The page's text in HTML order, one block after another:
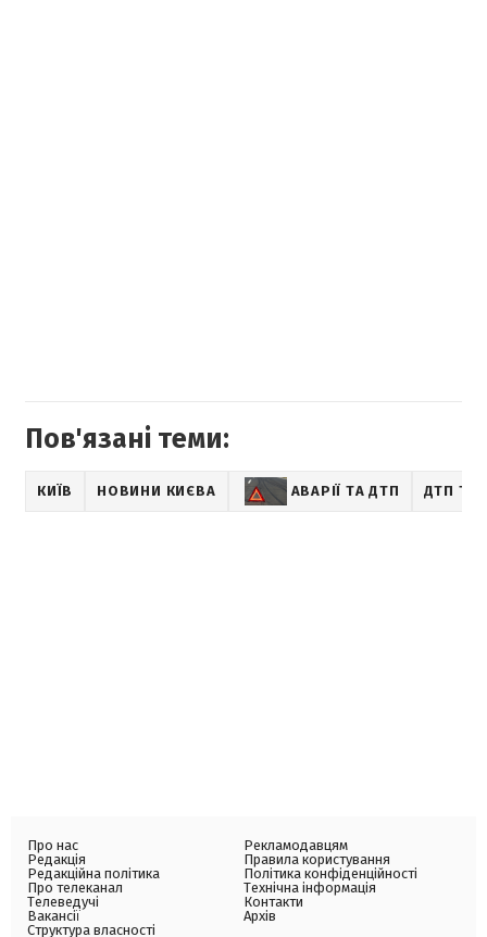
Пов'язані теми:
КИЇВ НОВИНИ КИЄВА АВАРІЇ ТА ДТП ДТП ТА
Про нас
Редакція
Редакційна політика
Про телеканал
Телеведучі
Вакансії
Структура власності
Рекламодавцям
Правила користування
Політика конфіденційності
Технічна інформація
Контакти
Архів